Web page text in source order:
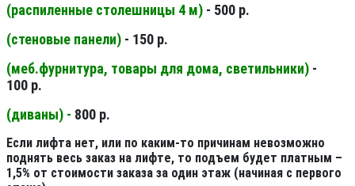
(распиленные столешницы 4 м) - 500 р.
(стеновые панели) - 150 р.
(меб.фурнитура, товары для дома, светильники) -
100 р.
(диваны) - 800 р.
Если лифта нет, или по каким-то причинам невозможно
поднять весь заказ на лифте, то подъем будет платным –
1,5% от стоимости заказа за один этаж (начиная с первого